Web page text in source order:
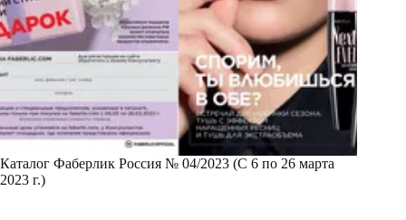
Каталог Фаберлик Россия № 04/2023 (С 6 по 26 марта
2023 г.)